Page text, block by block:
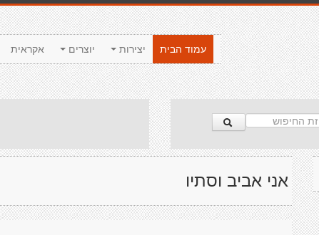
אקראית יוצרים יצירות
עמוד הבית
אני אביב וסתיו